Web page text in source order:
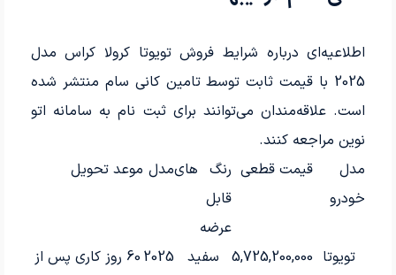
اطلاعیه‌ای درباره شرایط فروش تویوتا کرولا کراس مدل
2025 با قیمت ثابت توسط تامین کانی سام منتشر شده
است. علاقه‌مندان می‌توانند برای ثبت نام به سامانه اتو
نوین مراجعه کنند.
مدل
خودرو
قیمت قطعی رنگ های
قابل
عرضه
مدل موعد تحویل
تویوتا 5,725,200,000
سفید 2025
60 روز کاری پس از